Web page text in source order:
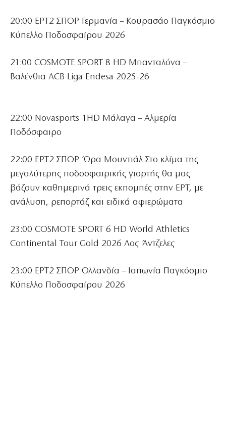
20:00 ΕΡΤ2 ΣΠΟΡ Γερμανία – Κουρασάο Παγκόσμιο
Κύπελλο Ποδοσφαίρου 2026
21:00 COSMOTE SPORT 8 HD Μπανταλόνα –
Βαλένθια ACB Liga Endesa 2025-26
22:00 Novasports 1HD Μάλαγα – Αλμερία
Ποδόσφαιρο
22:00 ΕΡΤ2 ΣΠΟΡ Ώρα Μουντιάλ Στο κλίμα της
μεγαλύτερης ποδοσφαιρικής γιορτής θα μας
βάζουν καθημερινά τρεις εκπομπές στην ΕΡΤ, με
ανάλυση, ρεπορτάζ και ειδικά αφιερώματα
23:00 COSMOTE SPORT 6 HD World Athletics
Continental Tour Gold 2026 Λος Άντζελες
23:00 ΕΡΤ2 ΣΠΟΡ Ολλανδία – Ιαπωνία Παγκόσμιο
Κύπελλο Ποδοσφαίρου 2026